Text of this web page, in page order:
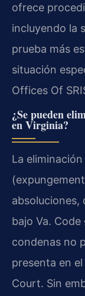
ofrece
incluyendo la
prueba más
situación
Offices Of
¿Se pueden
en Virginia?
La
absoluciones,
bajo Va.
condenas no
presenta en
Court. Sin